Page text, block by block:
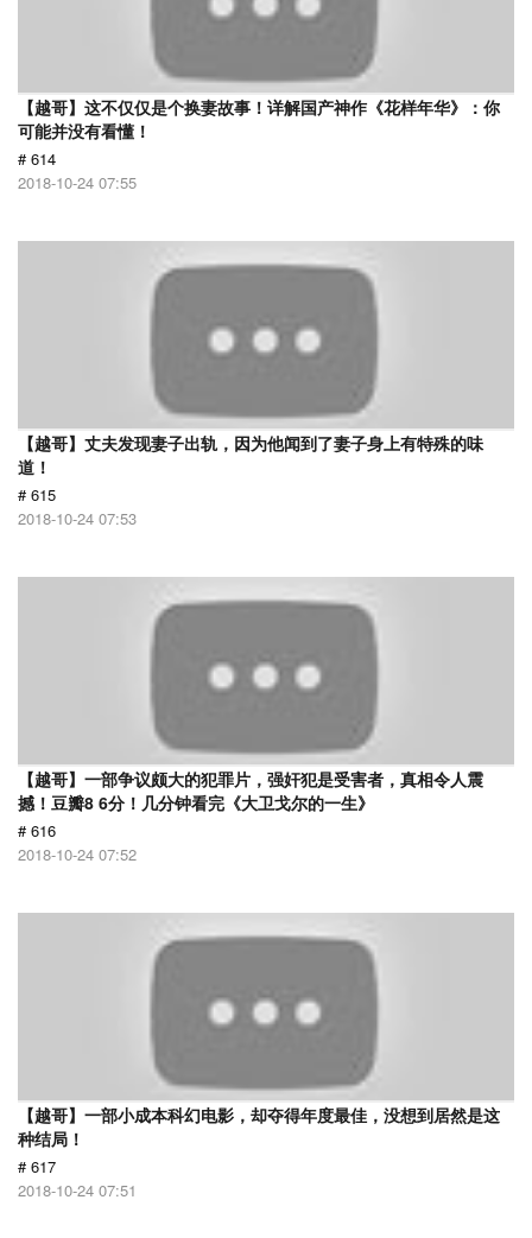
【越哥】这不仅仅是个换妻故事！详解国产神作《花样年华》：你
可能并没有看懂！
# 614
2018-10-24 07:55
【越哥】丈夫发现妻子出轨，因为他闻到了妻子身上有特殊的味
道！
# 615
2018-10-24 07:53
【越哥】一部争议颇大的犯罪片，强奸犯是受害者，真相令人震
撼！豆瓣8 6分！几分钟看完《大卫戈尔的一生》
# 616
2018-10-24 07:52
【越哥】一部小成本科幻电影，却夺得年度最佳，没想到居然是这
种结局！
# 617
2018-10-24 07:51